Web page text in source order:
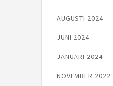
AUGUSTI 2024
JUNI 2024
JANUARI 2024
NOVEMBER 2022